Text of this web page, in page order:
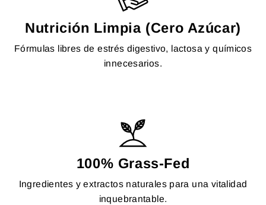
Nutrición Limpia (Cero Azúcar)
Fórmulas libres de estrés digestivo, lactosa y químicos
innecesarios.
100% Grass-Fed
Ingredientes y extractos naturales para una vitalidad
inquebrantable.